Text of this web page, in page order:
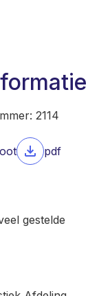
2114
pdf
gestelde